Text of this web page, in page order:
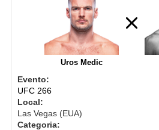
Uros Medic
Evento:
UFC 266
Local:
Las Vegas (EUA)
Categoria: